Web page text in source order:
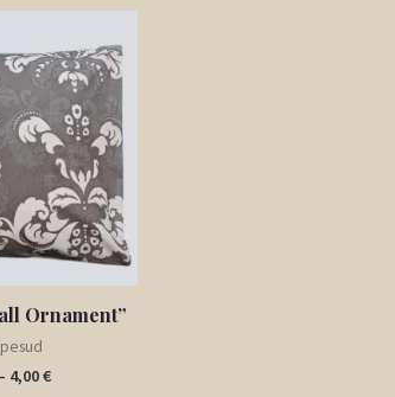
Ornament”
4,00€
kuni
4,00 €
tootel
on
mitu
varianti.
Valikuid
saab
teha
tootelehel.